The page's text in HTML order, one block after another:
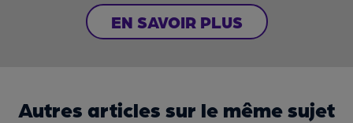
EN SAVOIR PLUS
Autres articles sur le même sujet